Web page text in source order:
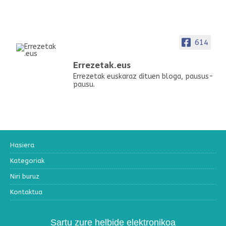
614
Errezetak.eus
Errezetak euskaraz dituen bloga, pausus-
pausu.
Hasiera
Kategoriak
Niri buruz
Kontaktua
Sartu zure helbide elektronikoa